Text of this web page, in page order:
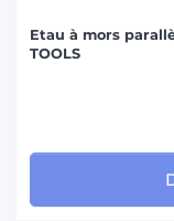
Etau à mors
TOOLS